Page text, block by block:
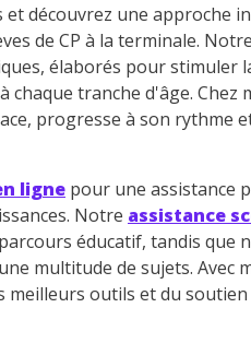
découvrez une approche
de CP à la terminale.
élaborés pour stimuler
tranche d'âge. Chez
progresse à son rythme
ligne pour une assistance
Notre assistance
éducatif, tandis que
multitude de sujets. Avec
meilleurs outils et du